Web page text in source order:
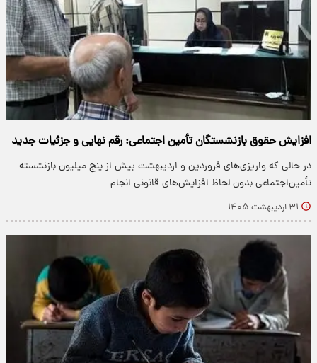
افزایش حقوق بازنشستگان تأمین اجتماعی: رقم نهایی و جزئیات جدید
در حالی که واریزی‌های فروردین و اردیبهشت بیش از پنج میلیون بازنشسته
تأمین‌اجتماعی بدون لحاظ افزایش‌های قانونی انجام…
۳۱ اردیبهشت ۱۴۰۵